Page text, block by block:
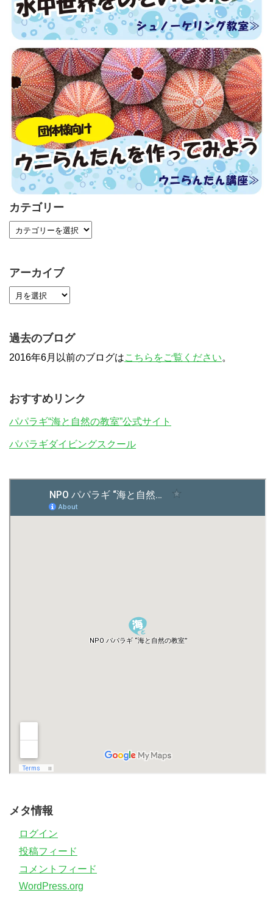
カテゴリー
アーカイブ
過去のブログ
2016年6月以前のブログはこちらをご覧ください。
おすすめリンク
パパラギ“海と自然の教室”公式サイト
パパラギダイビングスクール
メタ情報
ログイン
投稿フィード
コメントフィード
WordPress.org